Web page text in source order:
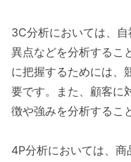
3C分析においては、
異点などを分析するこ
に把握するためには、
要です。また、顧客に
徴や強みを分析するこ
4P分析においては、